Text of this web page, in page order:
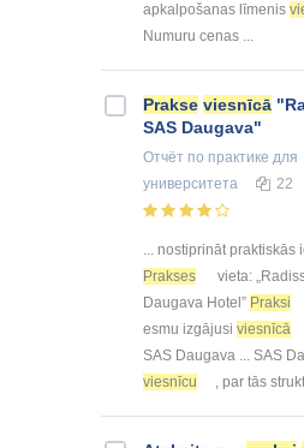
apkalpošanas līmenis
Numuru cenas ...
Prakse viesnīcā
SAS Daugava"
Отчёт по практике для
университета
22
... nostiprināt praktiskās
Prakses
vieta:
Daugava Hotel” Praksi
esmu izgājusi viesnīcā
SAS Daugava ... SAS
viesnīcu
, par tās